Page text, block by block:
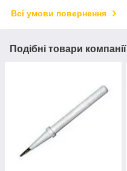
Всі умови повернення
Подібні товари компанії